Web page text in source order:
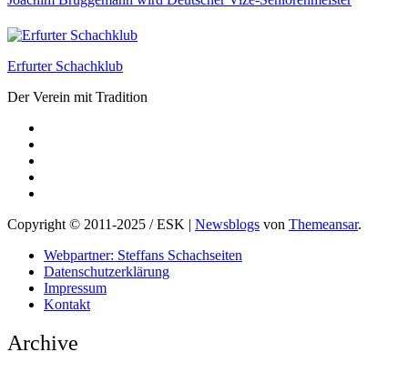
Erfurter Schachklub
Der Verein mit Tradition
Copyright © 2011-2025 / ESK | Newsblogs von Themeansar.
Webpartner: Steffans Schachseiten
Datenschutzerklärung
Impressum
Kontakt
Archive